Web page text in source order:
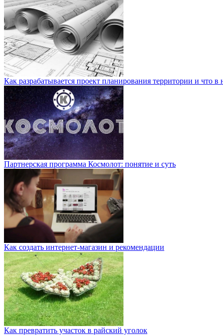
Как разрабатывается проект планирования территории и что в
Партнерская программа Космолот: понятие и суть
Как создать интернет-магазин и рекомендации
Как превратить участок в райский уголок